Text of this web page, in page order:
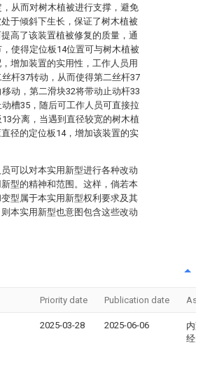
从而对树木植被进行支撑，避免
于倾斜下生长，保证了树木植被
高了该装置植被修复的质量，通
使得定位板14位置可与树木植被
增加装置的实用性，工作人员用
杆37转动，从而使得第二丝杆37
动，第二滑块32将带动止动杆33
槽35，随后可工作人员可直接拉
分离，当遇到直径较宽的树木植
径的定位板14，增加该装置的实
可以对本实用新型进行各种改动
型的精神和范围。这样，倘若本
型属于本实用新型权利要求及其
本实用新型也意图包含这些改动
Priority date Publication date
2025-03-28 2025-06-06
内蒙
经大